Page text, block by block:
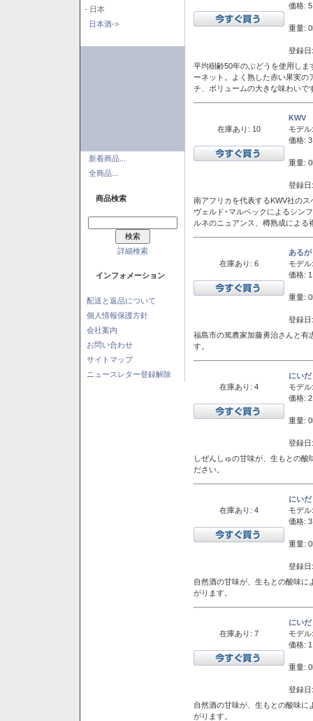
- 日本
日本酒->
新着商品...
全商品...
商品検索
詳細検索
インフォメーション
配送と返品について
個人情報保護方針
会社案内
お問い合わせ
サイトマップ
ニュースレター登録解除
価格:
重量:
登録
平均樹齢50年のぶどうを使用し
ーネット。よく熟した赤い果実
チ、ボリュームの大きな味わいで
在庫あり: 10
KWV
モデル:
価格:
重量:
登録
南アフリカを代表するKWV社の
ヴェルド･マルベックによるシン
ルネのニュアンス、樽熟成によ
在庫あり: 6
ある
モデル:
価格:
重量:
登録
福島市の篤農家加藤勇治さんと有
す。
在庫あり: 4
にい
モデル:
価格:
重量:
登録
しぜんしゅの甘味が、生もとの
ださい。
在庫あり: 4
にい
モデル:
価格:
重量:
登録
自然酒の甘味が、生もとの酸味
がります。
在庫あり: 7
にい
モデル:
価格:
重量:
登録
自然酒の甘味が、生もとの酸味
がります。